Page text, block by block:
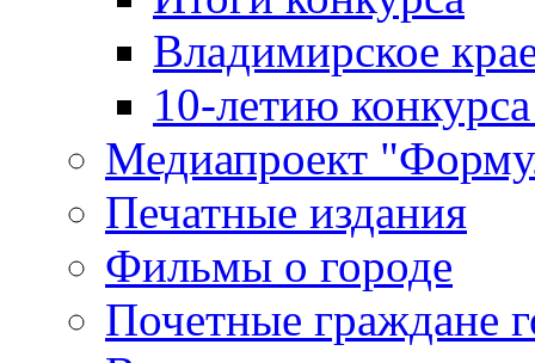
Владимирское
10-летию
Медиапроект
Печатные издания
Фильмы о городе
Почетные граждане